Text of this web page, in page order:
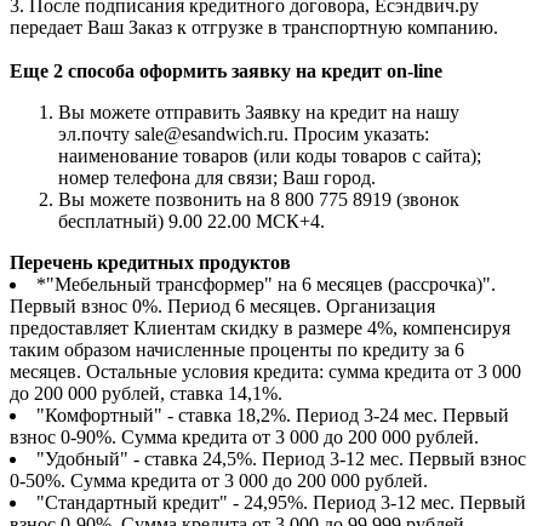
3. После подписания кредитного договора, Есэндвич.ру
передает Ваш Заказ к отгрузке в транспортную компанию.
Еще 2 способа оформить заявку на кредит on-line
Вы можете отправить Заявку на кредит на нашу
эл.почту sale@esandwich.ru. Просим указать:
наименование товаров (или коды товаров с сайта);
номер телефона для связи; Ваш город.
Вы можете позвонить на 8 800 775 8919 (звонок
бесплатный) 9.00 22.00 МСК+4.
Перечень кредитных продуктов
*"Мебельный трансформер" на 6 месяцев (рассрочка)".
Первый взнос 0%. Период 6 месяцев. Организация
предоставляет Клиентам скидку в размере 4%, компенсируя
таким образом начисленные проценты по кредиту за 6
месяцев. Остальные условия кредита: сумма кредита от 3 000
до 200 000 рублей, ставка 14,1%.
"Комфортный" - ставка 18,2%. Период 3-24 мес. Первый
взнос 0-90%. Сумма кредита от 3 000 до 200 000 рублей.
"Удобный" - ставка 24,5%. Период 3-12 мес. Первый взнос
0-50%. Сумма кредита от 3 000 до 200 000 рублей.
"Стандартный кредит" - 24,95%. Период 3-12 мес. Первый